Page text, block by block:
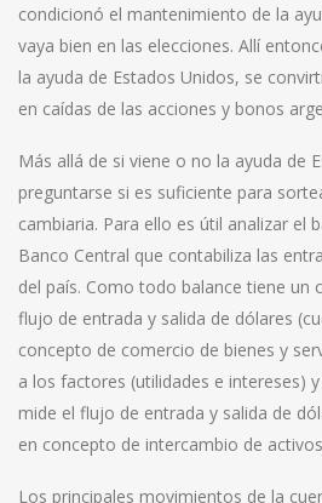
condicionó el mantenimiento de la
vaya bien en las elecciones. Allí
la ayuda de Estados Unidos, se
en caídas de las acciones y bonos
Más allá de si viene o no la ayuda de
preguntarse si es suficiente para
cambiaria. Para ello es útil analizar el
Banco Central que contabiliza las
del país. Como todo balance tiene un
flujo de entrada y salida de dólares
concepto de comercio de bienes y
a los factores (utilidades e intereses)
mide el flujo de entrada y salida de
en concepto de intercambio de
Los principales movimientos de la